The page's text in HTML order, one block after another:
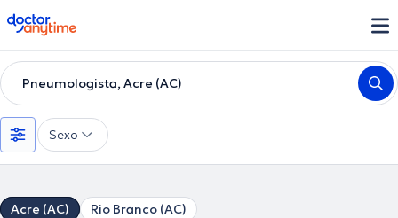
doctoranytime
Pneumologista, Acre (AC)
Sexo
Acre (AC) Rio Branco (AC)